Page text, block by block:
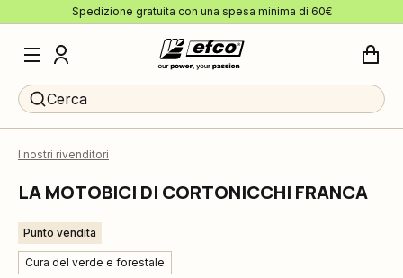
Spedizione gratuita con una spesa minima di 60€
Cerca
I nostri rivenditori
LA MOTOBICI DI CORTONICCHI FRANCA
Punto vendita
Cura del verde e forestale